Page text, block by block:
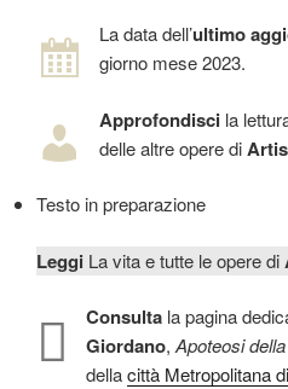
La data dell’ultimo
giorno mese 2023.
Approfondisci la
delle altre opere di
Testo in preparazione
Leggi La vita e tutte le opere di
Consulta la pagina
Giordano,Apoteosi
dellacittà Metropolitana